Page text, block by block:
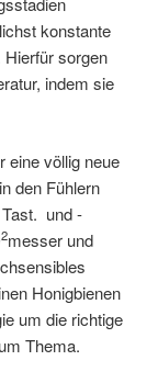
konstante
Hierfür sorgen
indem sie
eine völlig neue
den Fühlern
und -
2messer und
Honigbienen
um die richtige
Thema.